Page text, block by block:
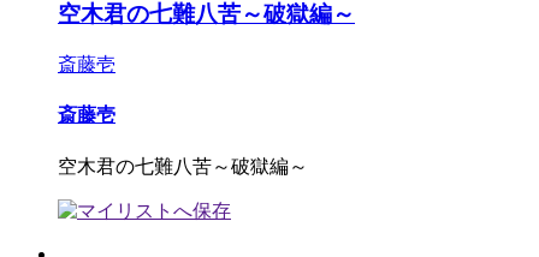
空木君の七難八苦～破獄編～
斎藤壱
斎藤壱
空木君の七難八苦～破獄編～